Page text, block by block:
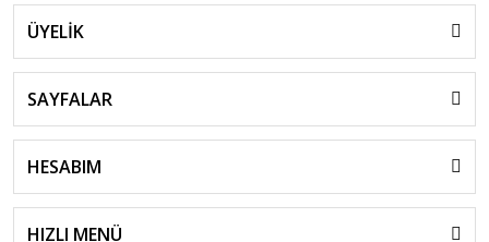
ÜYELİK
SAYFALAR
HESABIM
HIZLI MENÜ